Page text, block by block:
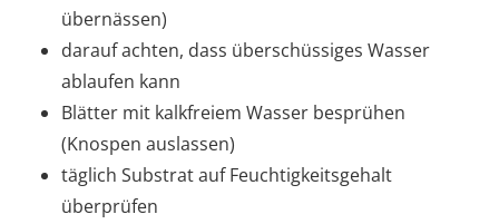
übernässen)
darauf achten, dass überschüssiges Wasser
ablaufen kann
Blätter mit kalkfreiem Wasser besprühen
(Knospen auslassen)
täglich Substrat auf Feuchtigkeitsgehalt
überprüfen